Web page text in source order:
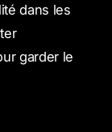
dans les
garder le